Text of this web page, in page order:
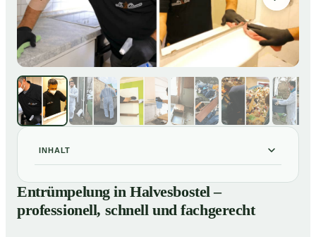
INHALT
01Entrümpelung in Halvesbostel – professionell, schnell
und fachgerecht
Entrümpelung in Halvesbostel –
professionell, schnell und fachgerecht